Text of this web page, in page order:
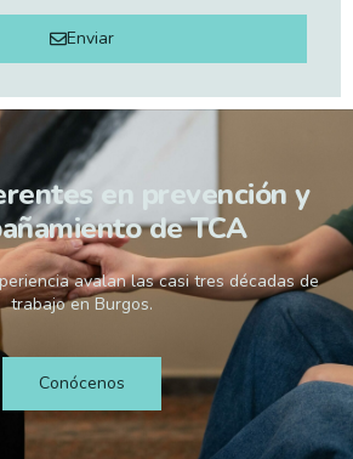
Enviar
en prevención y
de TCA
avalan las casi tres décadas de
trabajo en Burgos.
Conócenos